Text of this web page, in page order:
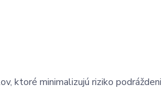
ktoré minimalizujú riziko